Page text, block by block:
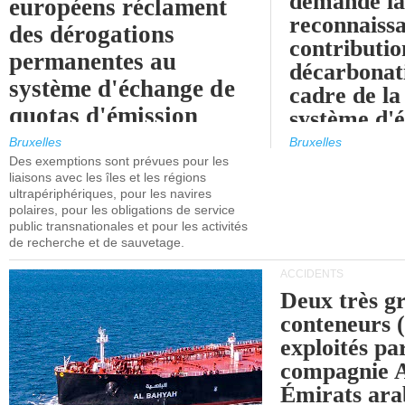
européens réclament
des dérogations
permanentes au
système d'échange de
quotas d'émission
maritimes de l'UE
après 2030.
Bruxelles
Des exemptions sont prévues pour les
liaisons avec les îles et les régions
ultrapériphériques, pour les navires
polaires, pour les obligations de service
public transnationales et pour les activités
de recherche et de sauvetage.
cadre de
système
quotas
Bruxelles
ACCIDENTS
Deux très
conteneurs
exploités
compagnie
Émirats